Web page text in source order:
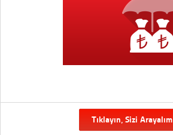
Tıklayın, Sizi Arayalım